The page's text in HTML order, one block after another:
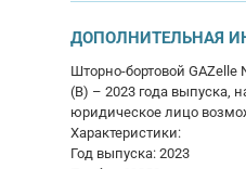
ДОПОЛНИТЕЛЬНАЯ
Шторно-бортовой GAZelle
(В) – 2023 года выпуска,
юридическое лицо
Характеристики:
Год выпуска: 2023